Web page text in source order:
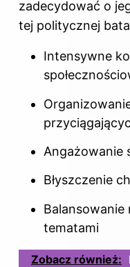
zadecydować o
tej politycznej
Intensywne
Angażowanie
Błyszczenie
tematami
Zobacz również: